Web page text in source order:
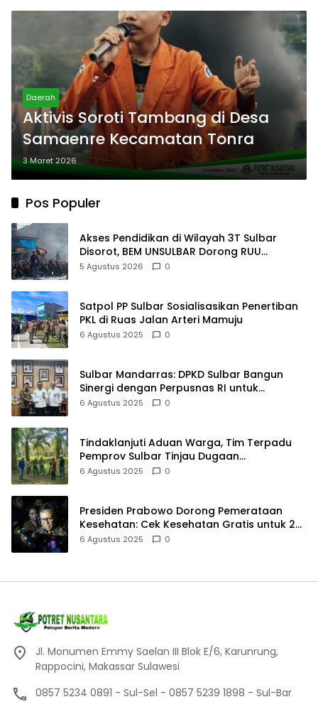
Daerah
Aktivis Soroti Tambang di Desa
Samaenre Kecamatan Tonra
3 Maret 2026
Pos Populer
Akses Pendidikan di Wilayah 3T Sulbar
Disorot, BEM UNSULBAR Dorong RUU
Sisdiknas
5 Agustus 2026 0
Satpol PP Sulbar Sosialisasikan Penertiban
PKL di Ruas Jalan Arteri Mamuju
6 Agustus 2025 0
Sulbar Mandarras: DPKD Sulbar Bangun
Sinergi dengan Perpusnas RI untuk
Meningkatkan Budaya Baca
6 Agustus 2025 0
Tindaklanjuti Aduan Warga, Tim Terpadu
Pemprov Sulbar Tinjau Dugaan
Pencemaran Limbah Perusahaan Sawit di
6 Agustus 2025 0
Presiden Prabowo Dorong Pemerataan
Kesehatan: Cek Kesehatan Gratis untuk 20
Juta Siswa dan 32 RS Baru
6 Agustus 2025 0
Jl. Monumen Emmy Saelan III Blok E/6, Karunrung,
Rappocini, Makassar Sulawesi
0857 5234 0891 - Sul-Sel - 0857 5239 1898 - Sul-Bar